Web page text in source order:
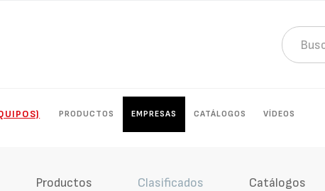
PRODUCTOS EMPRESAS CATÁLOGOS VÍDEOS
Productos Clasificados Catálogos